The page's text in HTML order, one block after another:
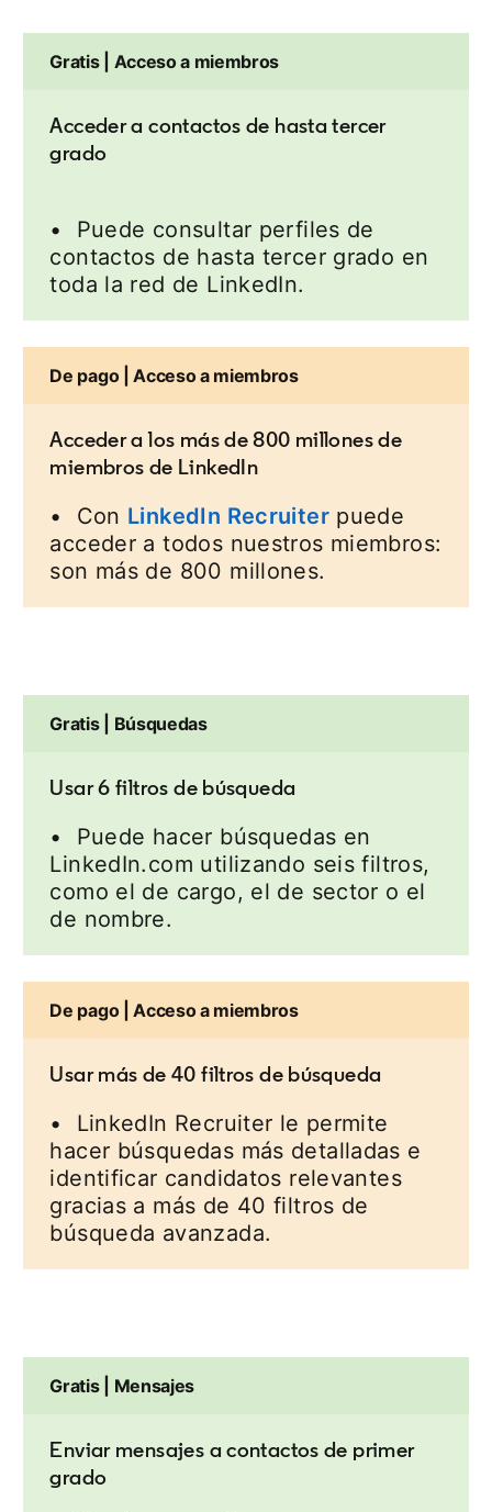
Gratis | Acceso a miembros
Acceder a contactos de hasta tercer
grado
• Puede consultar perfiles de
contactos de hasta tercer grado en
toda la red de LinkedIn.
De pago | Acceso a miembros
Acceder a los más de 800 millones de
miembros de LinkedIn
• Con LinkedIn Recruiterpuede
acceder a todos nuestros miembros:
son más de 800 millones.
Gratis | Búsquedas
Usar 6 filtros de búsqueda
• Puede hacer búsquedas en
LinkedIn.com utilizando seis filtros,
como el de cargo, el de sector o el
de nombre.
De pago | Acceso a miembros
Usar más de 40 filtros de búsqueda
• LinkedIn Recruiter le permite
hacer búsquedas más detalladas e
identificar candidatos relevantes
gracias a más de 40 filtros de
búsqueda avanzada.
Gratis | Mensajes
Enviar mensajes a contactos de primer
grado